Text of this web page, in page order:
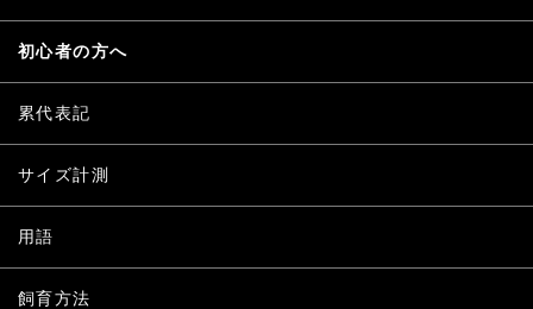
初心者の方へ
累代表記
サイズ計測
用語
飼育方法